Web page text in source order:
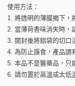
使用方法：
1. 將透明的薄膜揭下，
2. 當薄荷香味消失時，
3. 開封後將鋁袋的切口
4. 為防止誤食，產品調
5. 本品不是醫藥品，只
6. 請勿置於高溫或太低